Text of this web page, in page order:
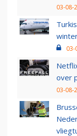
03-08-
03-
over
03-08-